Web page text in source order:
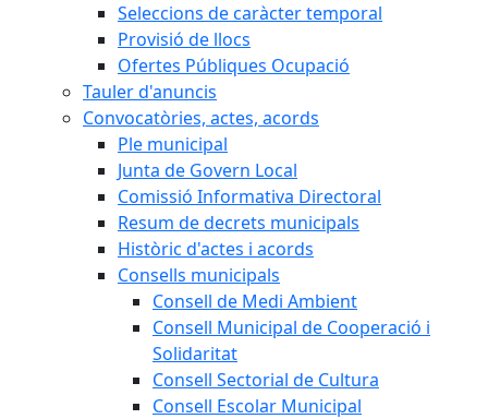
Seleccions de caràcter temporal
Provisió de llocs
Ofertes Públiques Ocupació
Tauler d'anuncis
Convocatòries, actes, acords
Ple municipal
Junta de Govern Local
Comissió Informativa Directoral
Resum de decrets municipals
Històric d'actes i acords
Consells municipals
Consell de Medi Ambient
Consell Municipal de Cooperació i
Solidaritat
Consell Sectorial de Cultura
Consell Escolar Municipal